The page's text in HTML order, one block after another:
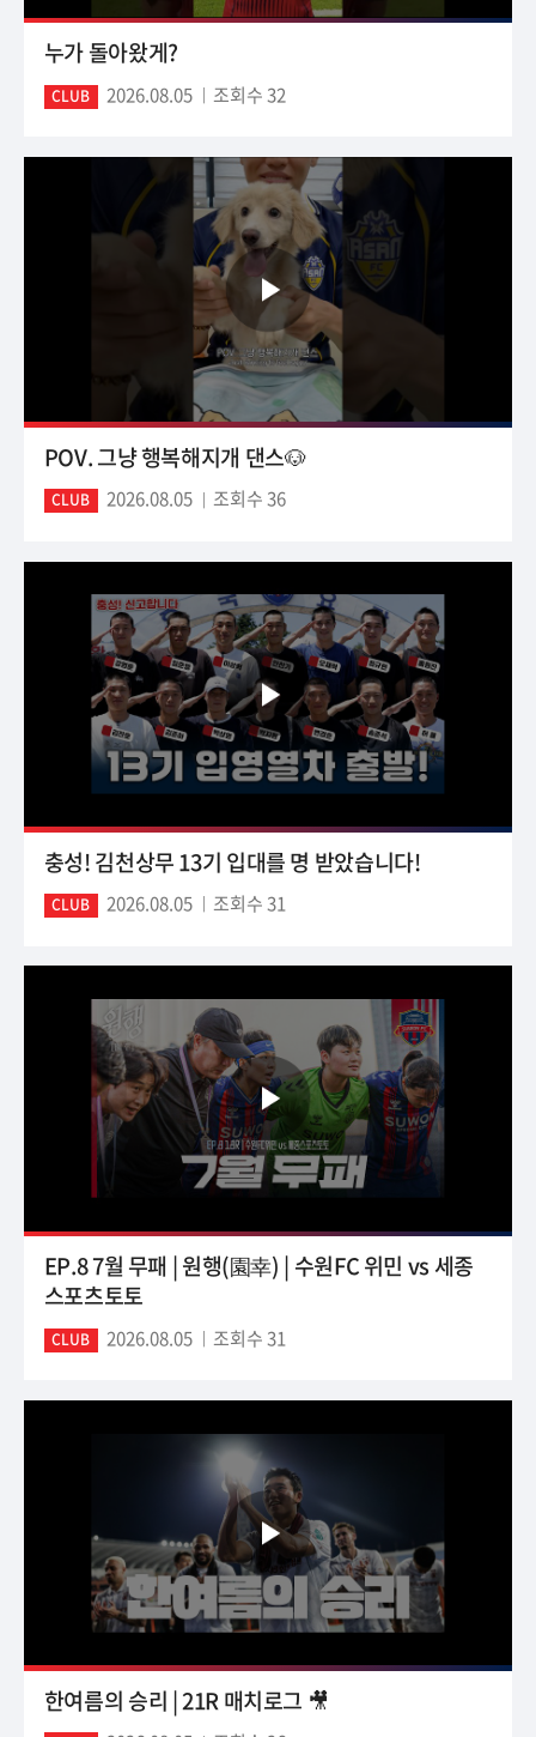
누가 돌아왔게?
CLUB 2026.08.05 조회수 32
POV. 그냥 행복해지개 댄스🐶
CLUB 2026.08.05 조회수 36
충성! 김천상무 13기 입대를 명 받았습니다!
CLUB 2026.08.05 조회수 31
EP.8 7월 무패 | 원행(園幸) | 수원FC 위민 vs 세종
스포츠토토
CLUB 2026.08.05 조회수 31
한여름의 승리 | 21R 매치로그 🎥